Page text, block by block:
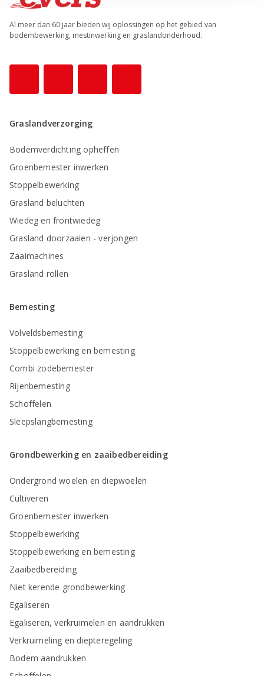
Al meer dan 60 jaar bieden wij oplossingen op het gebied van
bodembewerking, mestinwerking en graslandonderhoud.
Graslandverzorging
Bodemverdichting opheffen
Groenbemester inwerken
Stoppelbewerking
Grasland beluchten
Wiedeg en frontwiedeg
Grasland doorzaaien - verjongen
Zaaimachines
Grasland rollen
Bemesting
Volveldsbemesting
Stoppelbewerking en bemesting
Combi zodebemester
Rijenbemesting
Schoffelen
Sleepslangbemesting
Grondbewerking en zaaibedbereiding
Ondergrond woelen en diepwoelen
Cultiveren
Groenbemester inwerken
Stoppelbewerking
Stoppelbewerking en bemesting
Zaaibedbereiding
Niet kerende grondbewerking
Egaliseren
Egaliseren, verkruimelen en aandrukken
Verkruimeling en diepteregeling
Bodem aandrukken